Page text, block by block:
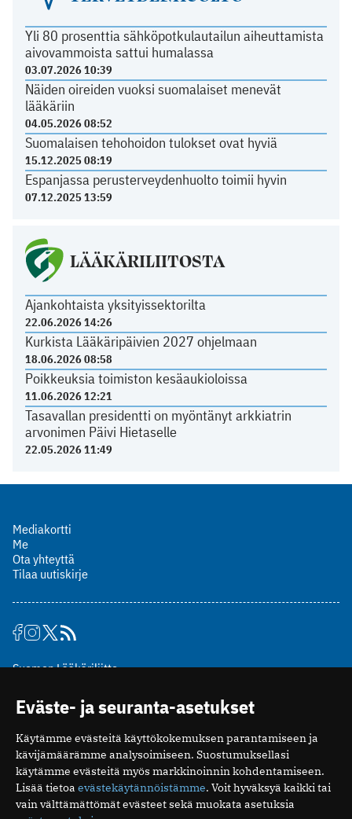
Yli 80 prosenttia sähköpotkulautailun aiheuttamista
aivovammoista sattui humalassa
03.07.2026 10:39
Näiden oireiden vuoksi suomalaiset menevät
lääkäriin
04.05.2026 08:52
Suomalaisen tehohoidon tulokset ovat hyviä
15.12.2025 08:19
Espanjassa perusterveydenhuolto toimii hyvin
07.12.2025 13:59
LÄÄKÄRILIITOSTA
Ajankohtaista yksityissektorilta
22.06.2026 14:26
Kurkista Lääkäripäivien 2027 ohjelmaan
18.06.2026 08:58
Poikkeuksia toimiston kesäaukioloissa
11.06.2026 12:21
Tasavallan presidentti on myöntänyt arkkiatrin
arvonimen Päivi Hietaselle
22.05.2026 11:49
Mediakortti
Me
Ota yhteyttä
Tilaa uutiskirje
Suomen Lääkäriliitto
00510 Helsinki
puh. (09) 393 091
toimitus@potilaanlaakarilehti.fi
ISSN 2323-9476
Eväste- ja seuranta-asetukset
Käytämme evästeitä käyttökokemuksen parantamiseen ja
kävijämäärämme analysoimiseen. Suostumuksellasi
käytämme evästeitä myös markkinoinnin kohdentamiseen.
Lisää tietoa evästekäytännöistämme. Voit hyväksyä kaikki tai
vain välttämättömät evästeet sekä muokata asetuksia